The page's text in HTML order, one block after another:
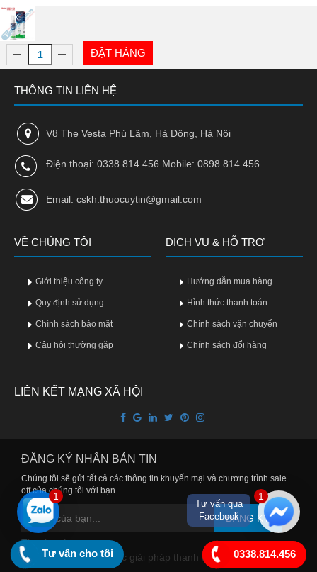
1
Tư vấn qua
Facebook
1
ĐẶT HÀNG
Tư vấn cho tôi
THÔNG TIN LIÊN HỆ
V8 The Vesta Phú Lãm, Hà Đông, Hà Nội
Điện thoại: 0338.814.456 Mobile: 0898.814.456
Email: cskh.thuocuytin@gmail.com
VỀ CHÚNG TÔI
Giới thiệu công ty
Quy định sử dụng
Chính sách bảo mật
Câu hỏi thường gặp
DỊCH VỤ & HỖ TRỢ
Hướng dẫn mua hàng
Hình thức thanh toán
Chính sách vận chuyển
Chính sách đổi hàng
LIÊN KẾT MẠNG XÃ HỘI
ĐĂNG KÝ NHẬN BẢN TIN
Chúng tôi sẽ gửi tất cả các thông tin khuyến mại và chương trình sale
off của chúng tôi với bạn
ĐĂNG KÝ
Thanh toán
Chúng tôi cung cấp các giải pháp thanh toán tiện lợi cho bạn
0338.814.456